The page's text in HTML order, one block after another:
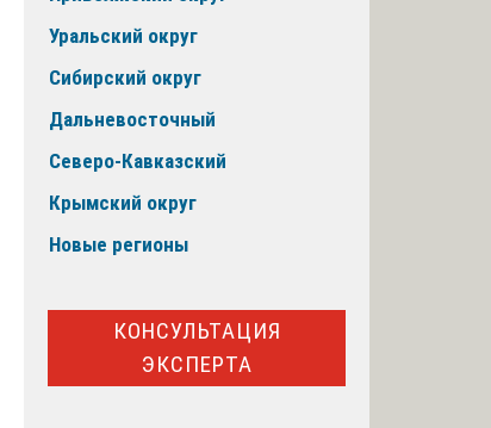
Уральский округ
Сибирский округ
Дальневосточный
Северо-Кавказский
Крымский округ
Новые регионы
КОНСУЛЬТАЦИЯ
ЭКСПЕРТА